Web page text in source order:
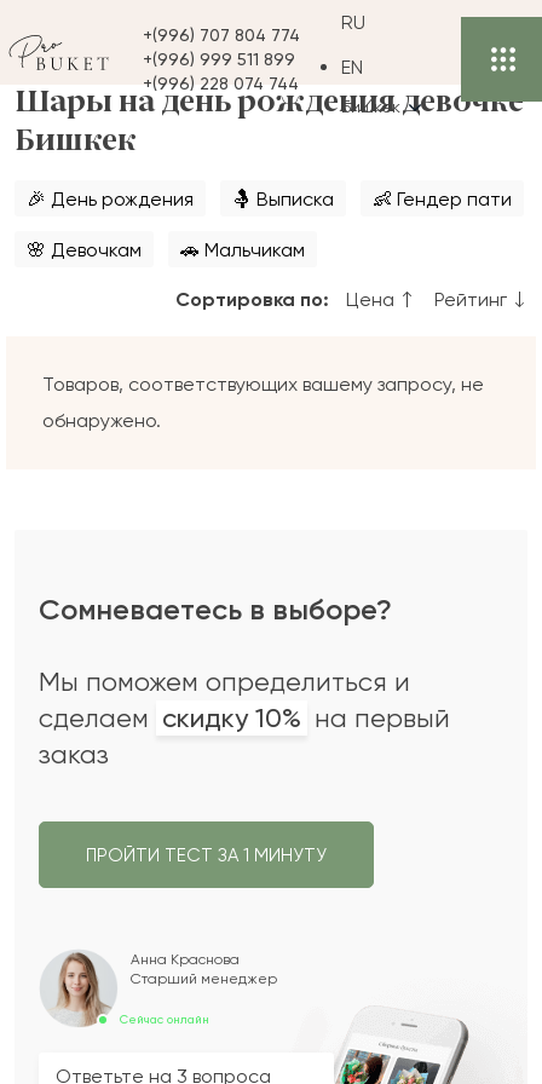
+(996) 707 804 774
+(996) 999 511 899
+(996) 228 074 744
RU
EN
Бишкек
Шары на день рождения девочке
Бишкек
🎉 День рождения 🤱 Выписка 👶 Гендер пати
🌸 Девочкам 🚗 Мальчикам
Сортировка по: Цена Рейтинг
Товаров, соответствующих вашему запросу, не
обнаружено.
Сомневаетесь в выборе?
Мы поможем определиться и
сделаем скидку 10% на первый
заказ
ПРОЙТИ ТЕСТ ЗА 1 МИНУТУ
Сейчас онлайн
Анна Краснова
Старший менеджер
Ответьте на 3 вопроса